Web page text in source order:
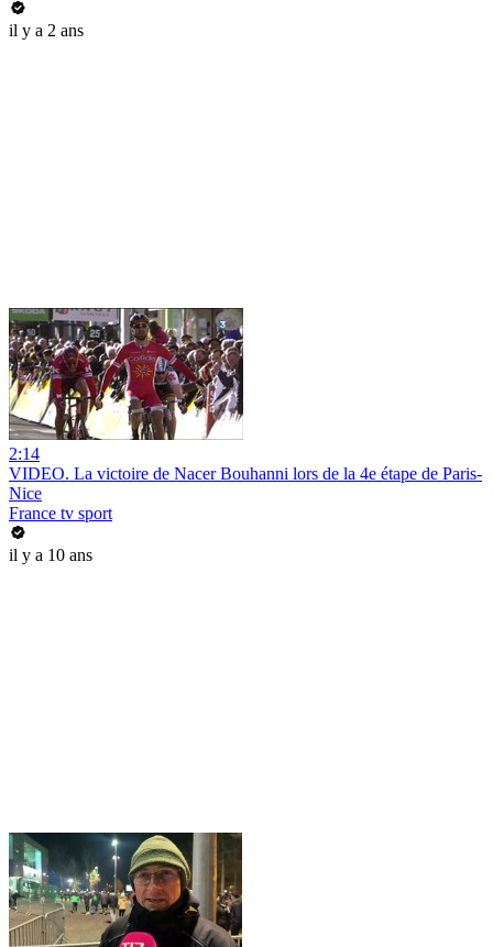
il y a 2 ans
2:14
VIDEO. La victoire de Nacer Bouhanni lors de la 4e étape de Paris-
Nice
France tv sport
il y a 10 ans